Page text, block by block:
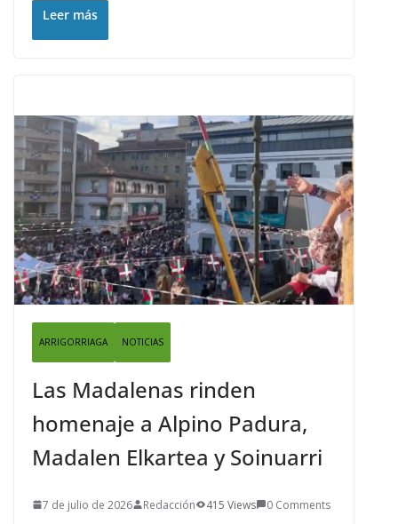
Leer más
ARRIGORRIAGA NOTICIAS
Las Madalenas rinden
homenaje a Alpino Padura,
Madalen Elkartea y Soinuarri
7 de julio de 2026 Redacción 415 Views
0 Comments